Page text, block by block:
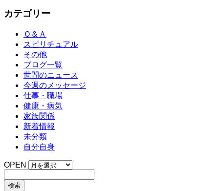
カテゴリー
Ｑ＆Ａ
スピリチュアル
その他
ブログ一覧
世間のニュース
今週のメッセージ
仕事・職場
健康・病気
家族関係
新着情報
未分類
自分自身
OPEN